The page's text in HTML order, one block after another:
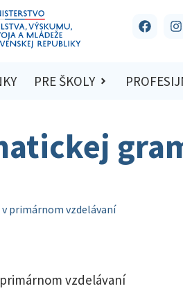
PRE ŠKOLY
primárnom vzdelávaní
vzdelávaní